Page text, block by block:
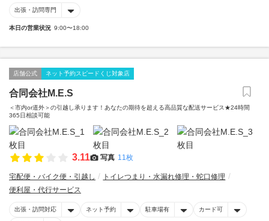
出張・訪問専門
本日の営業状況 9:00〜18:00
店舗公式 ネット予約スピードくじ対象店
合同会社M.E.S
＜市内or道外＞の引越し承ります！あなたの期待を超える高品質な配送サービス★24時間
365日相談可能
3.11 写真 11枚
宅配便・バイク便・引越し
トイレつまり・水漏れ修理・蛇口修理
便利屋・代行サービス
出張・訪問対応 ネット予約 駐車場有 カード可